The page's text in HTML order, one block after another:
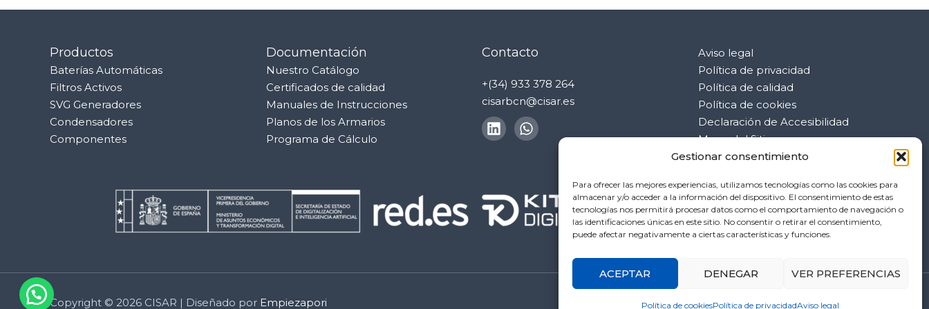
Gestionar consentimiento
Para ofrecer las mejores experiencias, utilizamos tecnologías como las cookies para
almacenar y/o acceder a la información del dispositivo. El consentimiento de estas
tecnologías nos permitirá procesar datos como el comportamiento de navegación o
las identificaciones únicas en este sitio. No consentir o retirar el consentimiento,
puede afectar negativamente a ciertas características y funciones.
ACEPTAR DENEGAR VER PREFERENCIAS
Política de cookiesPolítica de privacidadAviso legal
Productos
Baterías Automáticas
Filtros Activos
SVG Generadores
Condensadores
Componentes
Documentación
Nuestro Catálogo
Certificados de calidad
Manuales de Instrucciones
Planos de los Armarios
Programa de Cálculo
Contacto
+(34) 933 378 264
cisarbcn@cisar.es
Aviso legal
Política de privacidad
Política de calidad
Política de cookies
Declaración de Accesibilidad
Mapa del Sitio
Copyright © 2026 CISAR | Diseñado por Empiezapori SUSCRÍBETE A NUESTRA NEWSLETTER